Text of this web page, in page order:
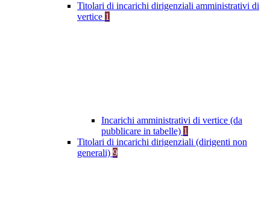
Titolari di incarichi dirigenziali amministrativi di
vertice 1
Incarichi amministrativi di vertice (da
pubblicare in tabelle) 1
Titolari di incarichi dirigenziali (dirigenti non
generali) 9